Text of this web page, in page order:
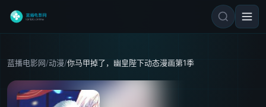
蓝播电影网/动漫/你马甲掉了，幽皇陛下动态漫画第1季